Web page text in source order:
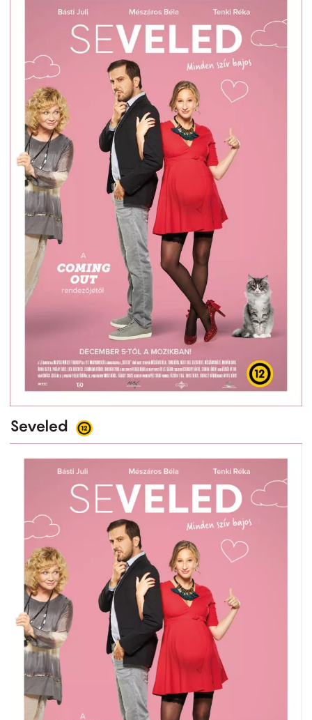
Seveled